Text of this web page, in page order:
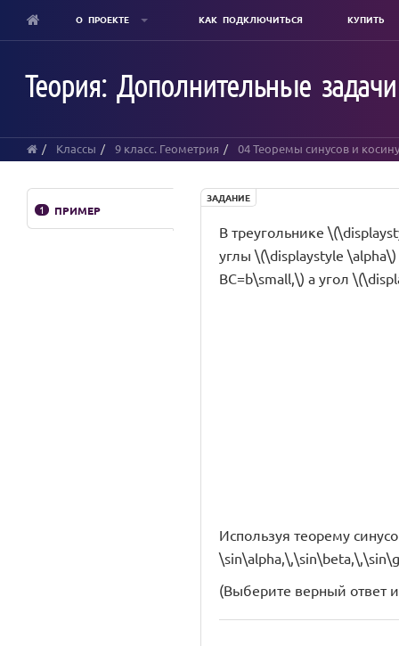
content
О ПРОЕКТЕ КАК ПОДКЛЮЧИТЬСЯ КУПИТЬ
Теория: Дополнительные
Классы 9 класс. Геометрия 04 Теоремы синусов и
1 ПРИМЕР
ЗАДАНИЕ
В треугольнике
углы \(\displaystyle
BC=b\small,\) а угол
Используя теорему
(Выберите верный ответ